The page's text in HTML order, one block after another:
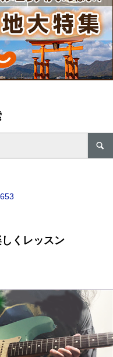
くレッスン